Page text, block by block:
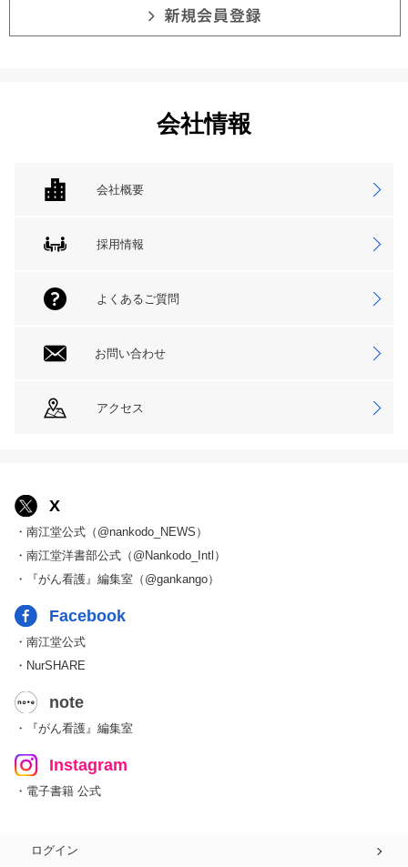
会社情報
会社概要
採用情報
よくあるご質問
お問い合わせ
アクセス
X
・南江堂公式（@nankodo_NEWS）
・南江堂洋書部公式（@Nankodo_Intl）
・『がん看護』編集室（@gankango）
Facebook
・南江堂公式
・NurSHARE
note
・『がん看護』編集室
Instagram
・電子書籍 公式
ログイン